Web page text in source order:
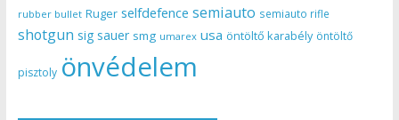
rubber bullet Ruger selfdefence semiauto semiauto rifle
shotgun sig sauer smg umarex usa öntöltő karabély öntöltő
pisztoly önvédelem